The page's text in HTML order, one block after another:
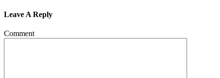
Leave A Reply
Comment